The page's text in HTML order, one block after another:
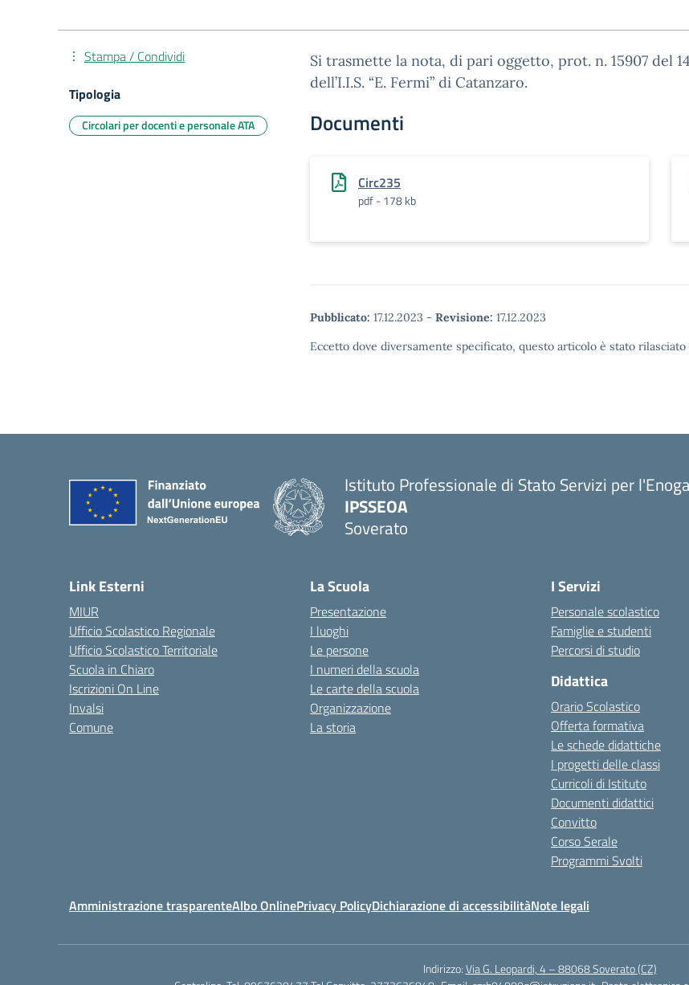
Si trasmette la nota, di pari oggetto, prot. n. 15907 del
dell’I.I.S. “E. Fermi” di Catanzaro.
Documenti
Circ235
pdf - 178 kb
Pubblicato: 17.12.2023 - Revisione: 17.12.2023
Eccetto dove diversamente specificato, questo articolo è stato
Stampa / Condividi
Tipologia
Circolari per docenti e personale ATA
Istituto Professionale di Stato Servizi per
IPSSEOA
Soverato
Link Esterni
MIUR
Ufficio Scolastico Regionale
Ufficio Scolastico Territoriale
Scuola in Chiaro
Iscrizioni On Line
Invalsi
Comune
La Scuola
Presentazione
I luoghi
Le persone
I numeri della scuola
Le carte della scuola
Organizzazione
La storia
I Servizi
Personale scolastico
Famiglie e studenti
Percorsi di studio
Didattica
Orario Scolastico
Offerta formativa
Le schede didattiche
I progetti delle classi
Curricoli di Istituto
Documenti didattici
Convitto
Corso Serale
Programmi Svolti
Amministrazione trasparenteAlbo OnlinePrivacy PolicyDichiarazione di accessibilitàNote legali
Indirizzo:Via G. Leopardi, 4 – 88068 Soverato (CZ)